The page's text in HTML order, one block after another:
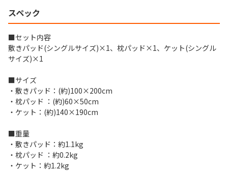
スペック
■セット内容
敷きパッド(シングルサイズ)×1、枕パッド×1、ケット(シングル
サイズ)×1
■サイズ
・敷きパッド：(約)100×200cm
・枕パッド ：(約)60×50cm
・ケット：(約)140×190cm
■重量
・敷きパッド：約1.1kg
・枕パッド ：約0.2kg
・ケット：約1.2kg